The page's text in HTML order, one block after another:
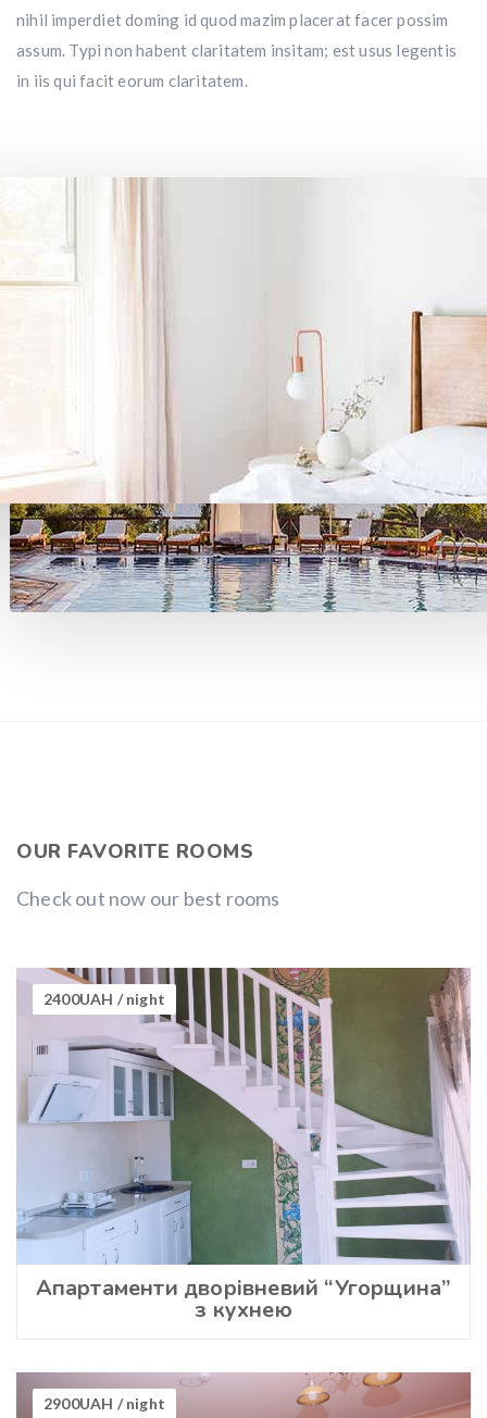
nihil imperdiet doming id quod mazim placerat facer possim
assum. Typi non habent claritatem insitam; est usus legentis
in iis qui facit eorum claritatem.
OUR FAVORITE ROOMS
Check out now our best rooms
2400UAH / night
Апартаменти дворівневий “Угорщина”
з кухнею
2900UAH / night